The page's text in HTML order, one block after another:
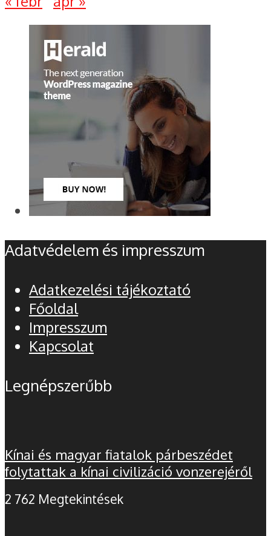
Adatvédelem és impresszum
Adatkezelési tájékoztató
Főoldal
Impresszum
Kapcsolat
Legnépszerűbb
Kínai és magyar fiatalok párbeszédet
folytattak a kínai civilizáció vonzerejéről
2 762 Megtekintések